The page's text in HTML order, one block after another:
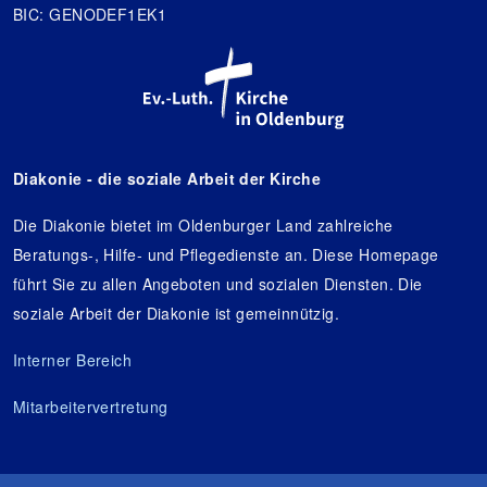
BIC: GENODEF1EK1
Diakonie - die soziale Arbeit der Kirche
Die Diakonie bietet im Oldenburger Land zahlreiche
Beratungs-, Hilfe- und Pflegedienste an. Diese Homepage
führt Sie zu allen Angeboten und sozialen Diensten. Die
soziale Arbeit der Diakonie ist gemeinnützig.
Interner Bereich
Mitarbeitervertretung